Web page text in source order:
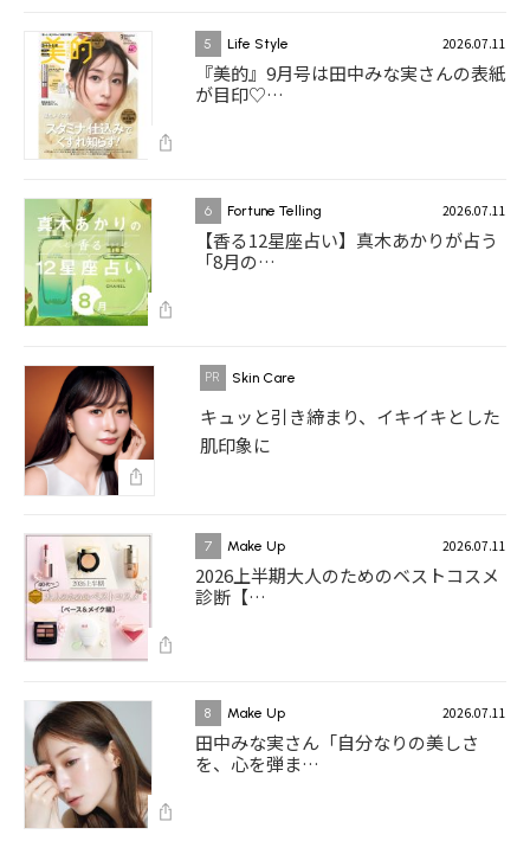
5 Life Style 2026.07.11
『美的』9月号は田中みな実さんの表紙
が目印♡…
6 Fortune Telling 2026.07.11
【香る12星座占い】真木あかりが占う
「8月の…
Skin Care
キュッと引き締まり、イキイキとした
肌印象に
7 Make Up 2026.07.11
2026上半期大人のためのベストコスメ
診断【…
8 Make Up 2026.07.11
田中みな実さん「自分なりの美しさ
を、心を弾ま…